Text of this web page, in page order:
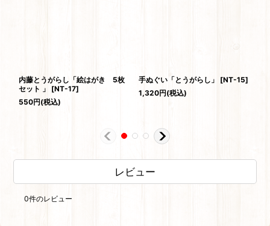
内藤とうがらし「絵はがき 5枚
セット 」
[NT-17]
550円(税込)
手ぬぐい「とうがらし」 [NT-15]
1,320円(税込)
レビュー
0件のレビュー